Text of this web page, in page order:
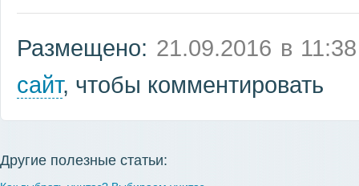
Размещено: 21.09.2016 в 11:38
сайт, чтобы комментировать
Другие полезные статьи: